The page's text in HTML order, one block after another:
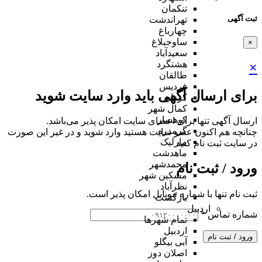
ثبت آگهی
×
×
برای ارسال آگهی باید وارد سایت شوید
ارسال آگهی تنها برای اعضای سایت امکان پذیر می‌باشد.
چنانچه هم‌ اکنون عضو سایت هستید وارد شوید و در غیر این صورت
در سایت ثبت نام کنید
ورود / ثبت نام
ثبت نام تنها با شماره موبایل امکان پذیر است.
شماره تماس*
ورود / ثبت نام
تنکمان
تهراندشت
چهارباغ
ساوجبلاغ
سعیدآباد
هشتگرد
طالقان
فردیس
کردان
کمال شهر
کوهسار
گرمدره
مارلیک
ماهدشت
محمدشهر
مشکین شهر
نظرآباد
بازگشت
اردبیل
تمام شهر‌ها
اردبیل
آبی بیگلو
اصلان دوز